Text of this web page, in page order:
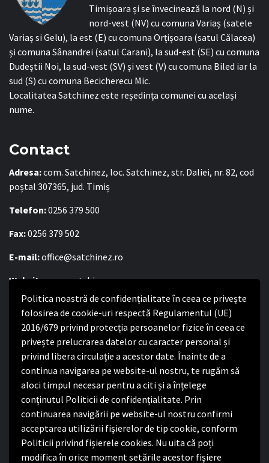
Politica noastră de confidențialitate în ceea ce privește
folosirea de cookie-uri respectă Regulamentul (UE)
2016/679 privind protecția persoanelor fizice în ceea ce
privește prelucrarea datelor cu caracter personal și
privind libera circulație a acestor date. Înainte de a
continua navigarea pe website-ul nostru, te rugăm să
aloci timpul necesar pentru a citi și a înțelege
conținutul Politicii de confidențialitate. Prin
continuarea navigării pe website-ul nostru confirmi
acceptarea utilizării fişierelor de tip cookie, conform
Politicii privind fișierele cookies. Nu uita că poți
modifica în orice moment setările acestor fişiere
Timișoara și se învecinează la nord (N) și
nord-vest (NV) cu comuna Variaș (satele
Variaș si Gelu), la est (E) cu comuna Orțișoara (satul Călacea)
și comuna Sânandrei (satul Carani), la sud-est (SE) cu comuna
Dudeștii Noi, la sud-vest (SV) și vest (V) cu comuna Biled iar la
sud (S) cu comuna Becicherecu Mic.
Localitatea Satchinez este reședința comunei cu același
nume.
Contact
Adresa:com. Satchinez, loc. Satchinez, str. Daliei, nr. 82, cod
poștal 307365, jud. Timiș
Telefon:0256 379 500
Fax:0256 379 502
E-mail:office@satchinez.ro
Website:www.satchinez.ro
Program cu publicul:
Luni – Joi:8:00-16:30
Vineri:8:00 – 14:00
Politica de confidențialitate
Politica de confidențialitate
Nota de informare privind implementarea Regulamentului
(UE) 2016/679
Termeni și condiții de utilizare website